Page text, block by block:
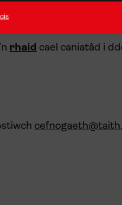
rhaid cael caniatâd i